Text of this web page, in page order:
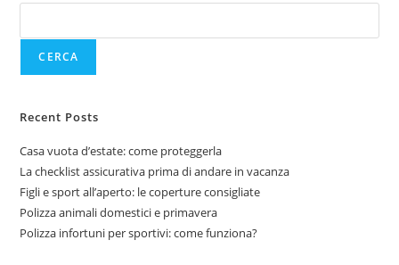
CERCA
Recent Posts
Casa vuota d’estate: come proteggerla
La checklist assicurativa prima di andare in vacanza
Figli e sport all’aperto: le coperture consigliate
Polizza animali domestici e primavera
Polizza infortuni per sportivi: come funziona?